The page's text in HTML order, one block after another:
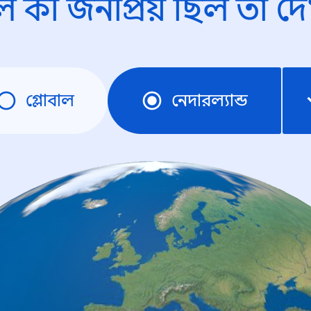
কী জনপ্রিয় ছিল তা
গ্লোবাল নেদারল্যান্ড